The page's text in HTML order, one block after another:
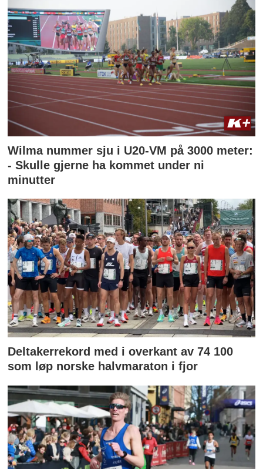
Wilma nummer sju i U20-VM på 3000 meter:
- Skulle gjerne ha kommet under ni
minutter
Deltakerrekord med i overkant av 74 100
som løp norske halvmaraton i fjor